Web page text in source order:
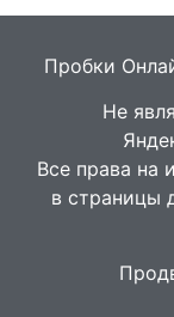
Пробки
Не
Все права на
в страницы